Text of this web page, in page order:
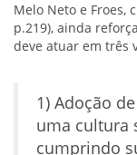
Melo Neto e Froes,
p.219), ainda
deve atuar em três
1) Adoção
uma cultura
cumprindo